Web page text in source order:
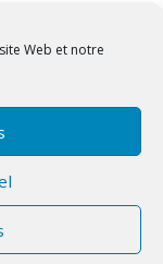
Web et notre